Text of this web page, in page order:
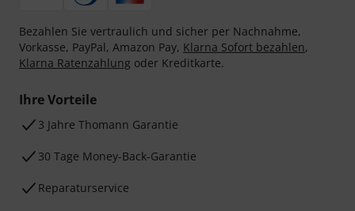
Bezahlen Sie vertraulich und sicher per Nachnahme,
Vorkasse, PayPal, Amazon Pay, Klarna Sofort bezahlen,
Klarna Ratenzahlung oder Kreditkarte.
Ihre Vorteile
3 Jahre Thomann Garantie
30 Tage Money-Back-Garantie
Reparaturservice